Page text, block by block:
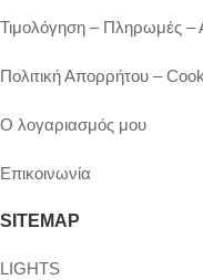
Τιμολόγηση – Πληρωμές –
Πολιτική Απορρήτου –
Ο λογαριασμός μου
Επικοινωνία
SITEMAP
LIGHTS